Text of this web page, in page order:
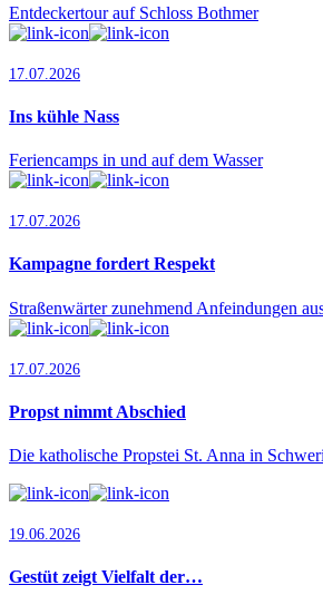
Entdeckertour auf Schloss Bothmer
17.07.2026
Ins kühle Nass
Feriencamps in und auf dem Wasser
17.07.2026
Kampagne fordert Respekt
Straßenwärter zunehmend Anfeindungen
17.07.2026
Propst nimmt Abschied
Die katholische Propstei St. Anna in
19.06.2026
Gestüt zeigt Vielfalt der…